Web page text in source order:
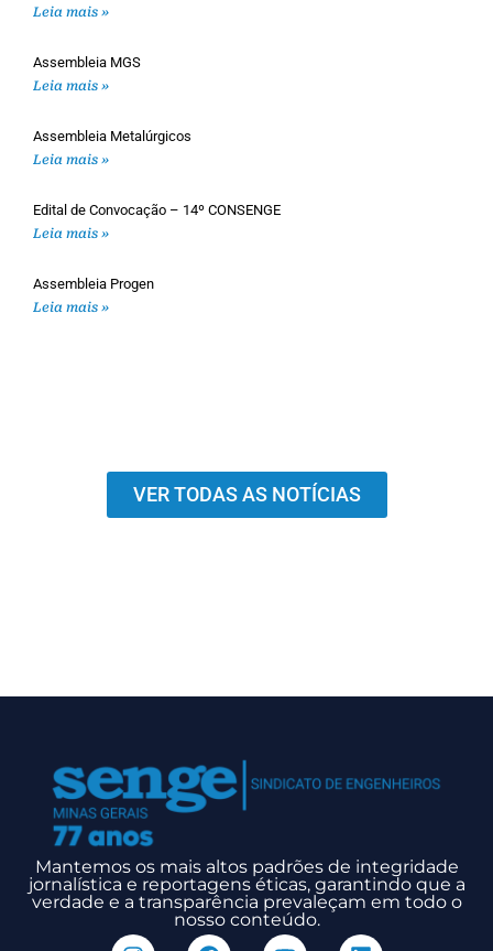
Leia mais »
Assembleia MGS
Leia mais »
Assembleia Metalúrgicos
Leia mais »
Edital de Convocação – 14º CONSENGE
Leia mais »
Assembleia Progen
Leia mais »
VER TODAS AS NOTÍCIAS
Mantemos os mais altos padrões de integridade
jornalística e reportagens éticas, garantindo que a
verdade e a transparência prevaleçam em todo o
nosso conteúdo.